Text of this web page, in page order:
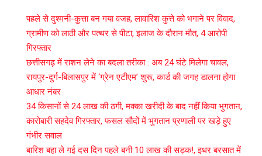
पहले से दुश्मनी-कुत्ता बन गया वजह, लावारिश कुत्ते को भगाने पर विवाद,
ग्रामीण को लाठी और पत्थर से पीटा, इलाज के दौरान मौत, 4 आरोपी
गिरफ्तार
छत्तीसगढ़ में राशन लेने का बदला तरीका : अब 24 घंटे मिलेगा चावल,
रायपुर-दुर्ग-बिलासपुर में ‘ग्रेन एटीएम’ शुरू, कार्ड की जगह डालना होगा
आधार नंबर
34 किसानों से 24 लाख की ठगी, मक्का खरीदी के बाद नहीं किया भुगतान,
कारोबारी सहदेव गिरफ्तार, फसल सौदों में भुगतान प्रणाली पर खड़े हुए
गंभीर सवाल
बारिश बहा ले गई दस दिन पहले बनी 10 लाख की सड़क!, इधर बरसात में